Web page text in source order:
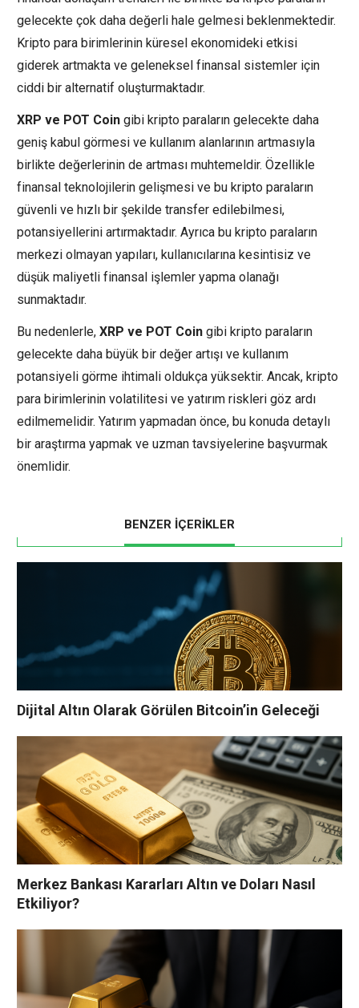
gelecekte çok daha değerli hale gelmesi beklenmektedir.
Kripto para birimlerinin küresel ekonomideki etkisi
giderek artmakta ve geleneksel finansal sistemler için
ciddi bir alternatif oluşturmaktadır.
XRP ve POT Coin gibi kripto paraların gelecekte daha
geniş kabul görmesi ve kullanım alanlarının artmasıyla
birlikte değerlerinin de artması muhtemeldir. Özellikle
finansal teknolojilerin gelişmesi ve bu kripto paraların
güvenli ve hızlı bir şekilde transfer edilebilmesi,
potansiyellerini artırmaktadır. Ayrıca bu kripto paraların
merkezi olmayan yapıları, kullanıcılarına kesintisiz ve
düşük maliyetli finansal işlemler yapma olanağı
sunmaktadır.
Bu nedenlerle, XRP ve POT Coin gibi kripto paraların
gelecekte daha büyük bir değer artışı ve kullanım
potansiyeli görme ihtimali oldukça yüksektir. Ancak, kripto
para birimlerinin volatilitesi ve yatırım riskleri göz ardı
edilmemelidir. Yatırım yapmadan önce, bu konuda detaylı
bir araştırma yapmak ve uzman tavsiyelerine başvurmak
önemlidir.
BENZER İÇERİKLER
Dijital Altın Olarak Görülen Bitcoin’in Geleceği
Merkez Bankası Kararları Altın ve Doları Nasıl
Etkiliyor?